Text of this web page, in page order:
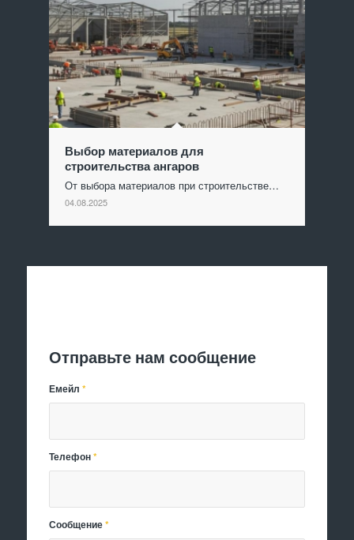
Выбор материалов для
строительства ангаров
От выбора материалов при строительстве…
04.08.2025
Отправьте нам сообщение
Емейл*
Телефон*
Сообщение*